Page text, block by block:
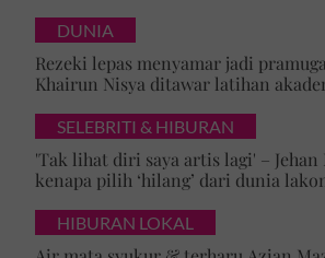
DUNIA
Rezeki lepas menyamar jadi
Khairun Nisya ditawar latihan
SELEBRITI & HIBURAN
'Tak lihat diri saya artis lagi' –
kenapa pilih ‘hilang’ dari dunia
HIBURAN LOKAL